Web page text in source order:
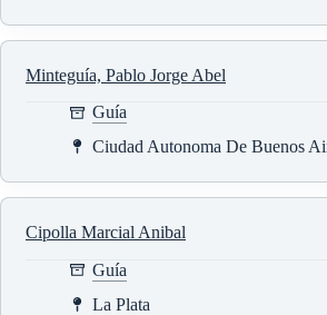
Minteguía, Pablo Jorge Abel
Guía
Ciudad Autonoma De Buenos
Cipolla Marcial Anibal
Guía
La Plata